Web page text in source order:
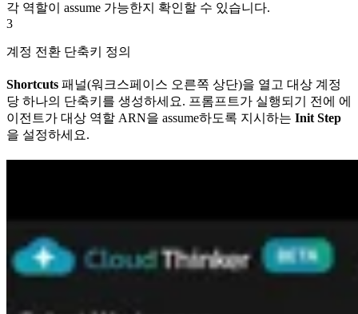
각 역할이 assume 가능한지 확인할 수 있습니다.
3
계정 전환 단축키 정의
Shortcuts 패널(워크스페이스 오른쪽 상단)을 열고 대상 계정
당 하나의 단축키를 생성하세요. 프롬프트가 실행되기 전에 에
이전트가 대상 역할 ARN을 assume하도록 지시하는 Init Step
을 설정하세요.